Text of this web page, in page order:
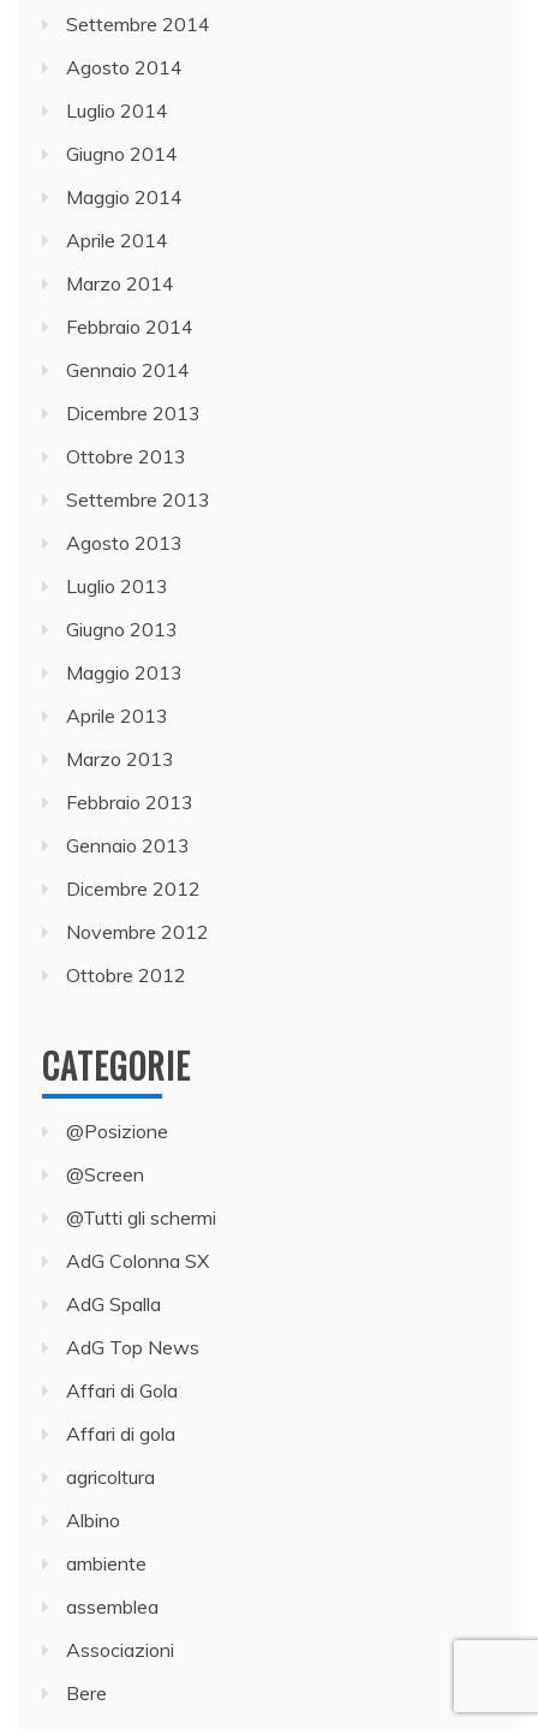
Settembre 2014
Agosto 2014
Luglio 2014
Giugno 2014
Maggio 2014
Aprile 2014
Marzo 2014
Febbraio 2014
Gennaio 2014
Dicembre 2013
Ottobre 2013
Settembre 2013
Agosto 2013
Luglio 2013
Giugno 2013
Maggio 2013
Aprile 2013
Marzo 2013
Febbraio 2013
Gennaio 2013
Dicembre 2012
Novembre 2012
Ottobre 2012
CATEGORIE
@Posizione
@Screen
@Tutti gli schermi
AdG Colonna SX
AdG Spalla
AdG Top News
Affari di Gola
Affari di gola
agricoltura
Albino
ambiente
assemblea
Associazioni
Bere